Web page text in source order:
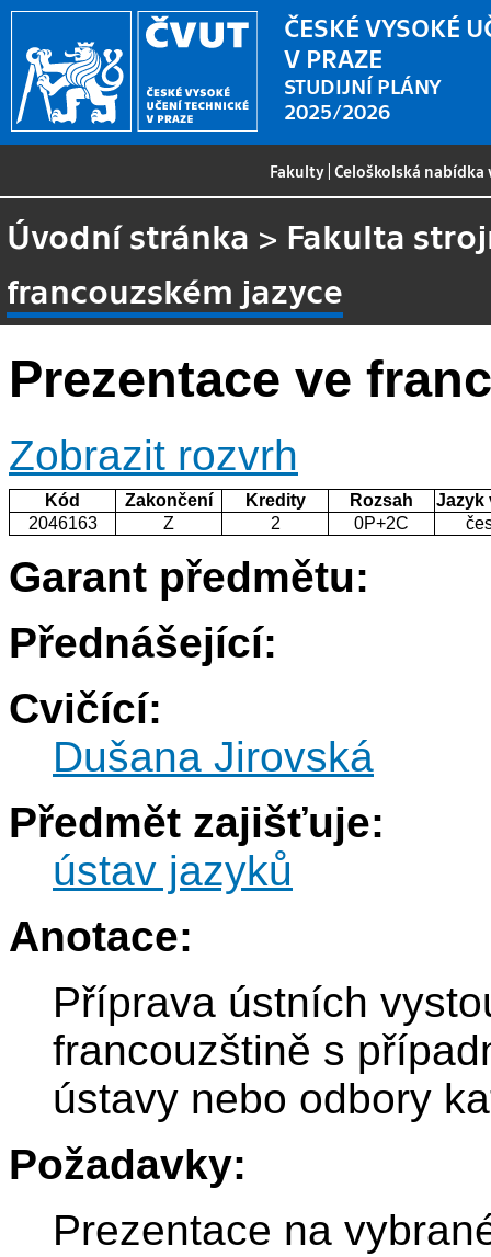
ČESKÉ VYSOKÉ
V PRAZE
STUDIJNÍ PLÁNY
2025/2026
Fakulty |Celoškolská
Úvodní stránka > Fakulta
francouzském jazyce
Prezentace ve
Zobrazit rozvrh
Kód Zakončení Kredity Rozsah
Jazyk
2046163
Z 2 0P+2C
Garant předmětu:
Přednášející:
Cvičící:
Dušana Jirovská
Předmět zajišťuje:
ústav jazyků
Anotace:
Příprava ústních
francouzštině s
ústavy nebo odbory
Požadavky:
Prezentace na